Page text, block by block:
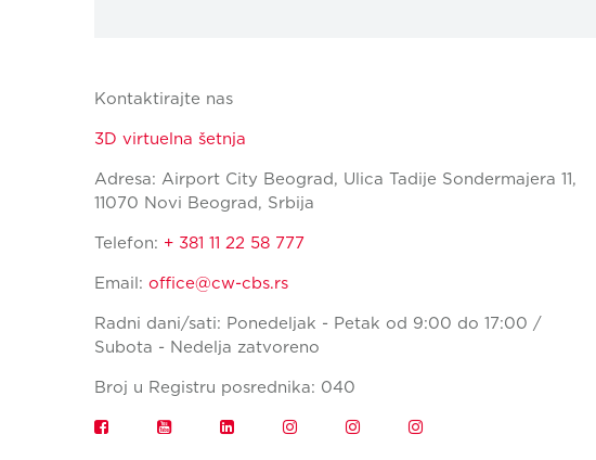
Kontaktirajte nas
3D virtuelna šetnja
Adresa: Airport City Beograd, Ulica Tadije Sondermajera 11,
11070 Novi Beograd, Srbija
Telefon: + 381 11 22 58 777
Email: office@cw-cbs.rs
Radni dani/sati: Ponedeljak - Petak od 9:00 do 17:00 /
Subota - Nedelja zatvoreno
Broj u Registru posrednika: 040